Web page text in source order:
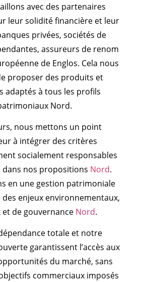
avec des partenaires
leur solidité financière et leur
privées, sociétés de
assureurs de renom
de Englos. Cela nous
proposer des produits et
adaptés à tous les profils
Nord.
nous mettons un point
à intégrer des critères
socialement responsables
dans nos propositions Nord.
en une gestion patrimoniale
enjeux environnementaux,
et de gouvernance Nord.
totale et notre
garantissent l’accès aux
du marché, sans
commerciaux imposés